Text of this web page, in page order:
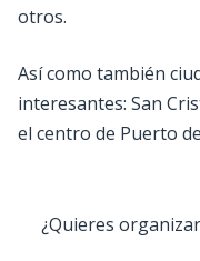
otros.
Así como también
interesantes: San
el centro de Puerto
¿Quieres